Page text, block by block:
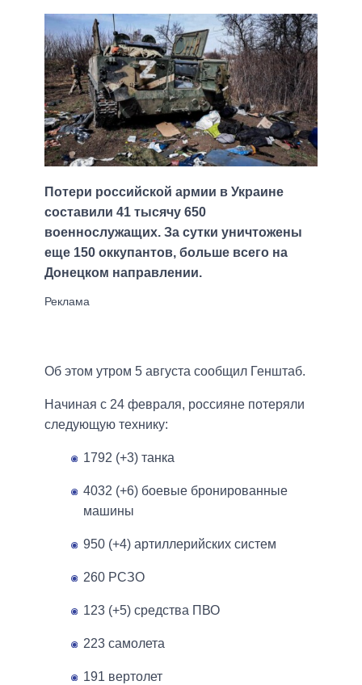
Потери российской армии в Украине
составили 41 тысячу 650
военнослужащих. За сутки уничтожены
еще 150 оккупантов, больше всего на
Донецком направлении.
Об этом утром 5 августа сообщил Генштаб.
Начиная с 24 февраля, россияне потеряли
следующую технику:
1792 (+3) танка
4032 (+6) боевые бронированные
машины
950 (+4) артиллерийских систем
260 РСЗО
123 (+5) средства ПВО
223 самолета
191 вертолет